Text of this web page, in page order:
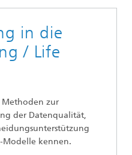
in die
/ Life
Methoden zur
der Datenqualität,
Modelle kennen.